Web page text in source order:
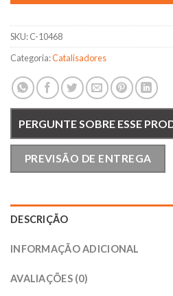
SKU:C-10468
Categoria:Catalisadores
PERGUNTE SOBRE ESSE
PREVISÃO DE ENTREGA
DESCRIÇÃO
INFORMAÇÃO ADICIONAL
AVALIAÇÕES (0)